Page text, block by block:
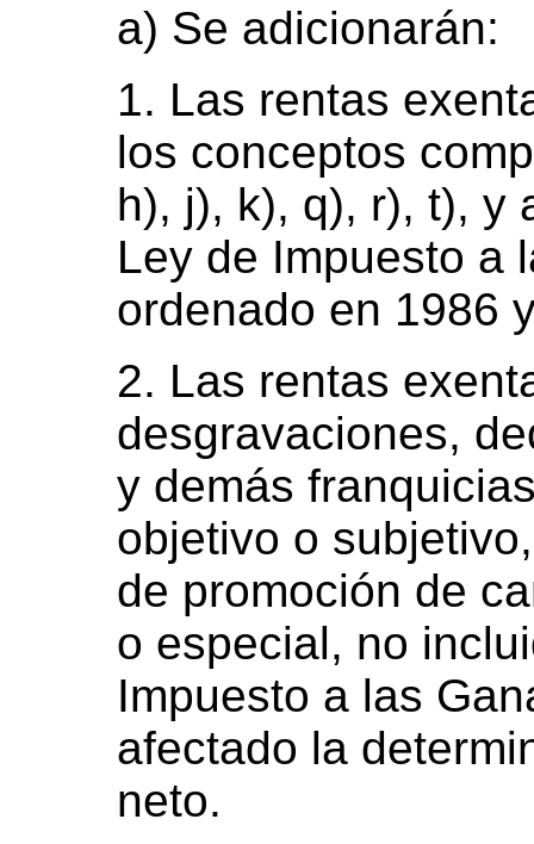
a) Se adicionarán:
1. Las rentas
los conceptos
h), j), k), q), r), t), y
Ley de Impuesto a
ordenado en 1986
2. Las rentas
desgravaciones,
y demás
objetivo o
de promoción de
o especial, no
Impuesto a las
afectado la
neto.